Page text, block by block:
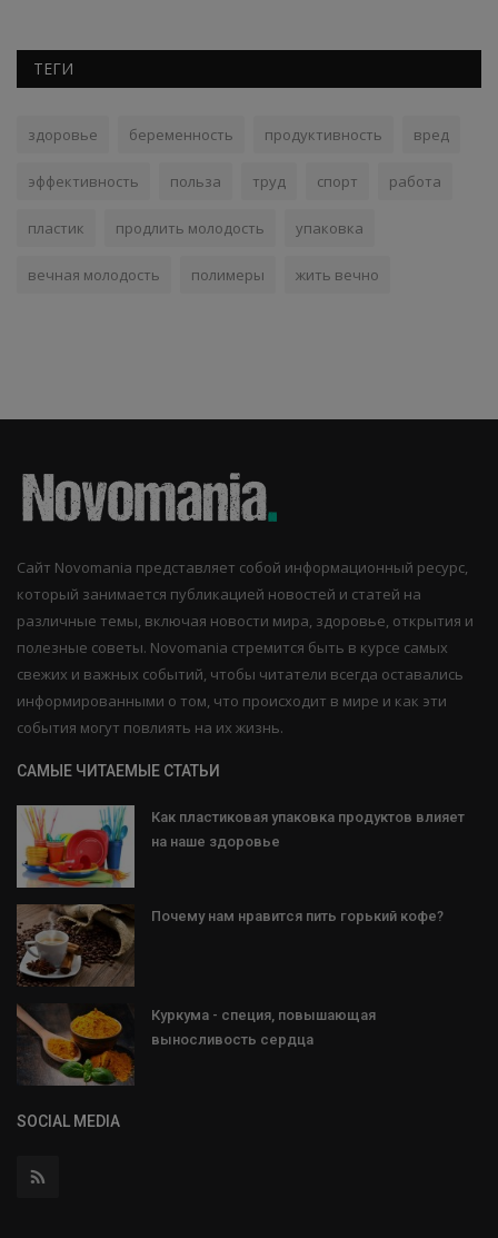
ТЕГИ
здоровье беременность продуктивность вред
эффективность польза труд спорт работа
пластик продлить молодость упаковка
вечная молодость полимеры жить вечно
Сайт Novomania представляет собой информационный ресурс,
который занимается публикацией новостей и статей на
различные темы, включая новости мира, здоровье, открытия и
полезные советы. Novomania стремится быть в курсе самых
свежих и важных событий, чтобы читатели всегда оставались
информированными о том, что происходит в мире и как эти
события могут повлиять на их жизнь.
САМЫЕ ЧИТАЕМЫЕ СТАТЬИ
Как пластиковая упаковка продуктов влияет
на наше здоровье
Почему нам нравится пить горький кофе?
Куркума - специя, повышающая
выносливость сердца
SOCIAL MEDIA